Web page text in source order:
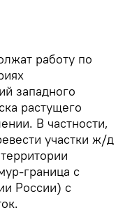
работу по
западного
растущего
В частности,
участки ж/д
граница с
России) с